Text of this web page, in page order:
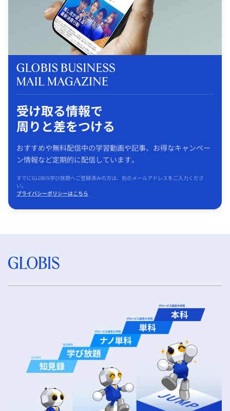
受け取る情報で
周りと差をつける
おすすめや無料配信中の学習動画や記事、お得なキャンペー
ン情報など定期的に配信しています。
すでにGLOBIS学び放題へご登録済みの方は、別のメールアドレスをご入力くださ
い。
プライバシーポリシーはこちら